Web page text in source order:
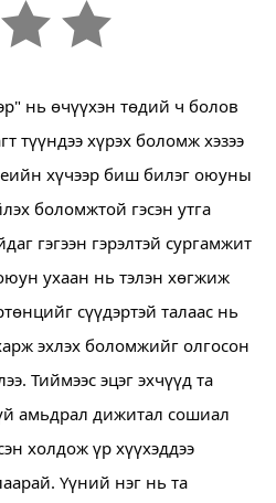
нь өчүүхэн төдий ч болов
түүндээ хүрэх боломж хэзээ
хүчээр биш билэг оюуны
боломжтой гэсэн утга
гэгээн гэрэлтэй сургамжит
ухаан нь тэлэн хөгжиж
сүүдэртэй талаас нь
эхлэх боломжийг олгосон
Тиймээс эцэг эхчүүд та
амьдрал дижитал сошиал
холдож үр хүүхэддээ
Үүний нэг нь та